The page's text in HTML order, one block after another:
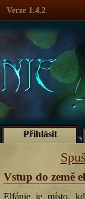
Verze 1.4.2
Přihlásit
Vstup do země
Elfánie je místo,